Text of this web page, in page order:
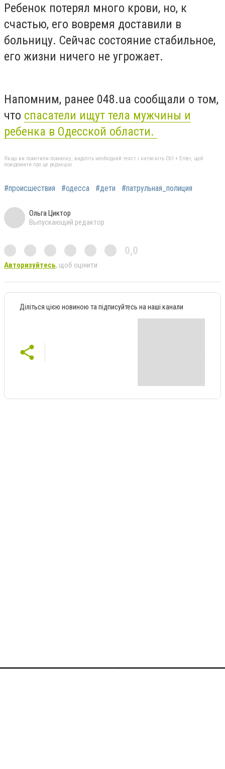
Ребенок потерял много крови, но, к
счастью, его вовремя доставили в
больницу. Сейчас состояние стабильное,
его жизни ничего не угрожает.
Напомним, ранее 048.ua сообщали о том,
что спасатели ищут тела мужчины и
ребенка в Одесской области.
Якщо ви помітили помилку, виділіть необхідний текст і натисніть Ctrl + Enter, щоб
повідомити про це редакцію
#происшествия #одесса #дети #патрульная_полиция
Ольга Циктор
Выпускающий редактор
0,0
Авторизуйтесь, щоб оцінити
Діліться цією новиною та підписуйтесь на наші канали